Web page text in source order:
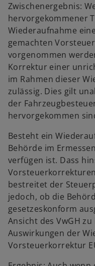
Zwischenergebnis:
hervorgekommener
Wiederaufnahme
gemachten
vorgenommen
Korrektur einer
im Rahmen dieser
zulässig. Dies gilt
der
hervorgekommen
Besteht ein
Behörde im
verfügen ist. Dass
bestreitet der
jedoch, ob die
gesetzeskonform
Ansicht des VwGH
Auswirkungen der
Vorsteuerkorrektur